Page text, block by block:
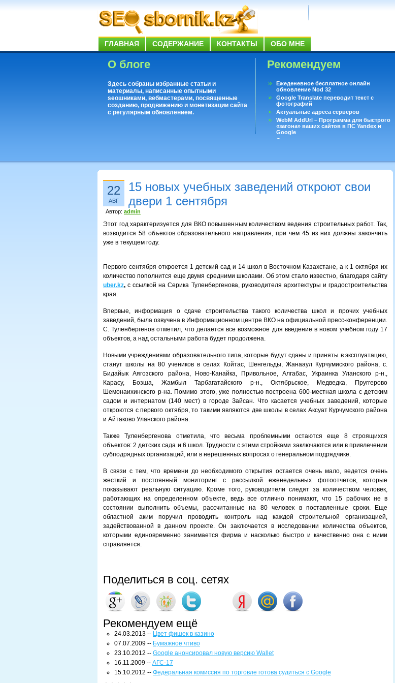
ГЛАВНАЯ СОДЕРЖАНИЕ КОНТАКТЫ ОБО МНЕ
О блоге
Здесь собраны избранные статьи и
материалы, написанные опытными
seoшниками, вебмастерами, посвященные
созданию, продвижению и монетизации сайта
с регулярным обновлением.
Рекомендуем
Ежеденевное бесплатное онлайн
обновление Nod 32
Google Translate переводит текст с
фотографий
Актуальные адреса серверов
WebM AddUrl – Программа для быстрого
«загона» ваших сайтов в ПС Yandex и
Google
Существует вопросы, на которые не может
22
АВГ
15 новых учебных заведений откроют свои
двери 1 сентября
Автор: admin
Этот год характеризуется для ВКО повышенным количеством ведения строительных работ. Так,
возводится 58 объектов образовательного направления, при чем 45 из них должны закончить
уже в текущем году.
Первого сентября откроется 1 детский сад и 14 школ в Восточном Казахстане, а к 1 октября их
количество пополнится еще двумя средними школами. Об этом стало известно, благодаря сайту
uber.kz, с ссылкой на Серика Туленбергенова, руководителя архитектуры и градостроительства
края.
Впервые, информация о сдаче строительства такого количества школ и прочих учебных
заведений, была озвучена в Информационном центре ВКО на официальной пресс-конференции.
С. Туленбергенов отметил, что делается все возможное для введение в новом учебном году 17
объектов, а над остальными работа будет продолжена.
Новыми учреждениями образовательного типа, которые будут сданы и приняты в эксплуатацию,
станут школы на 80 учеников в селах Койтас, Шенгельды, Жанааул Курчумиского района, с.
Бидайык Аягозского района, Ново-Канайка, Привольное, Алгабас, Украинка Уланского р-н.,
Карасу, Бозша, Жамбыл Тарбагатайского р-н., Октябрьское, Медведка, Пруггерово
Шемонаихинского р-на. Помимо этого, уже полностью построена 600-местная школа с детским
садом и интернатом (140 мест) в городе Зайсан. Что касается учебных заведений, которые
откроются с первого октября, то такими являются две школы в селах Аксуат Курчумского района
и Айтаково Уланского района.
Также Туленбергенова отметила, что весьма проблемными остаются еще 8 строящихся
объектов: 2 детских сада и 6 школ. Трудности с этими стройками заключаются или в привлечении
субподрядных организаций, или в нерешенных вопросах о генеральном подрядчике.
В связи с тем, что времени до необходимого открытия остается очень мало, ведется очень
жесткий и постоянный мониторинг с рассылкой еженедельных фотоотчетов, которые
показывают реальную ситуацию. Кроме того, руководители следят за количеством человек,
работающих на определенном объекте, ведь все отлично понимают, что 15 рабочих не в
состоянии выполнить объемы, рассчитанные на 80 человек в поставленные сроки. Еще
областной аким поручил проводить контроль над каждой строительной организацией,
задействованной в данном проекте. Он заключается в исследовании количества объектов,
которыми единовременно занимается фирма и насколько быстро и качественно она с ними
справляется.
Поделиться в соц. сетях
Рекомендуем ещё
24.03.2013 -- Цвет фишек в казино
07.07.2009 -- Бумажное чтиво
23.10.2012 -- Google анонсировал новую версию Wallet
16.11.2009 -- АГС-17
15.10.2012 -- Федеральная комиссия по торговле готова судиться с Google